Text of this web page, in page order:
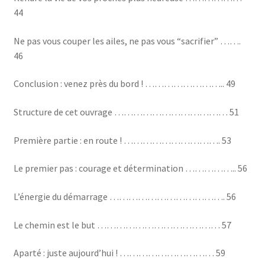
44
Ne pas vous couper les ailes, ne pas vous “sacrifier” …….
46
Conclusion : venez près du bord ! …………………….. 49
Structure de cet ouvrage ……………………………… 51
Première partie : en route ! …………………………. 53
Le premier pas : courage et détermination …………….. 56
L’énergie du démarrage ………………………………. 56
Le chemin est le but ………………………………… 57
Aparté : juste aujourd’hui ! ………………………… 59